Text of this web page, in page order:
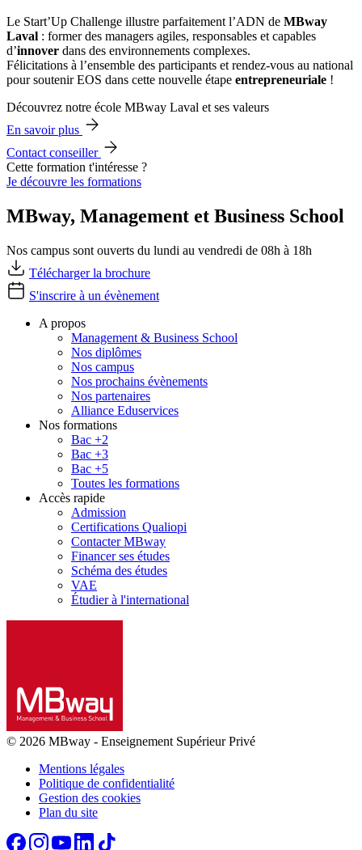
Le Start’Up Challenge illustre parfaitement l’ADN de MBway
Laval : former des managers agiles, responsables et capables
d’innover dans des environnements complexes.
Félicitations à l’ensemble des participants et rendez-vous au national
pour soutenir EOS dans cette nouvelle étape entrepreneuriale !
Découvrez notre école MBway Laval et ses valeurs
En savoir plus
Contact conseiller
Cette formation t'intéresse ?
Je découvre les formations
MBway, Management et Business School
Nos campus sont ouverts du lundi au vendredi de 08h à 18h
Télécharger la brochure
S'inscrire à un évènement
A propos
Management & Business School
Nos diplômes
Nos campus
Nos prochains évènements
Nos partenaires
Alliance Eduservices
Nos formations
Bac +2
Bac +3
Bac +5
Toutes les formations
Accès rapide
Admission
Certifications Qualiopi
Contacter MBway
Financer ses études
Schéma des études
VAE
Étudier à l'international
© 2026 MBway - Enseignement Supérieur Privé
Mentions légales
Politique de confidentialité
Gestion des cookies
Plan du site